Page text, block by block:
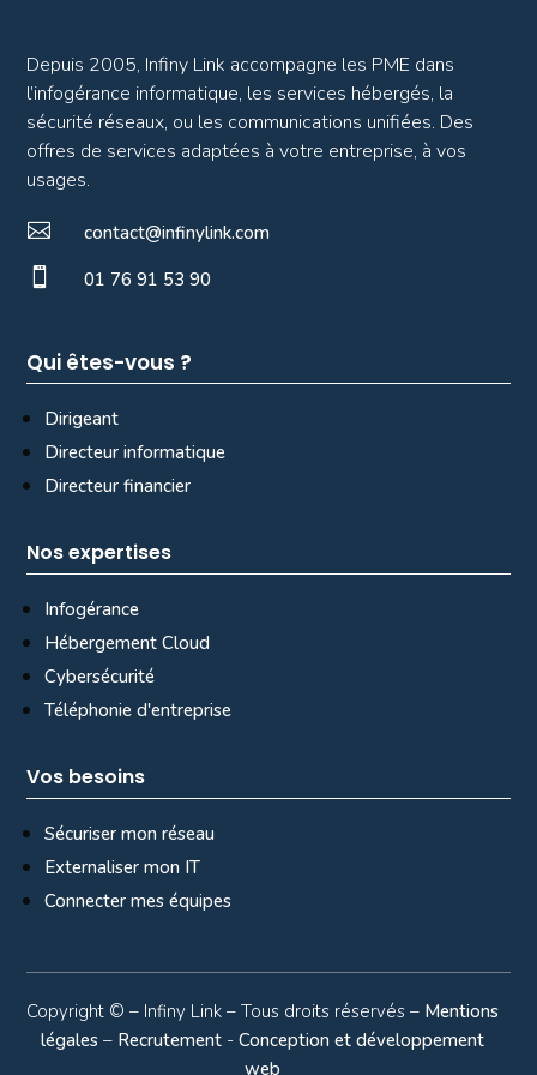
Depuis 2005, Infiny Link accompagne les PME dans
l’infogérance informatique, les services hébergés, la
sécurité réseaux, ou les communications unifiées. Des
offres de services adaptées à votre entreprise, à vos
usages.
 contact@infinylink.com
 01 76 91 53 90
Qui êtes-vous ?
Dirigeant
Directeur informatique
Directeur financier
Nos expertises
Infogérance
Hébergement Cloud
Cybersécurité
Téléphonie d'entreprise
Vos besoins
Sécuriser mon réseau
Externaliser mon IT
Connecter mes équipes
Copyright © – Infiny Link – Tous droits réservés – Mentions
légales– Recrutement- Conception et développement
web